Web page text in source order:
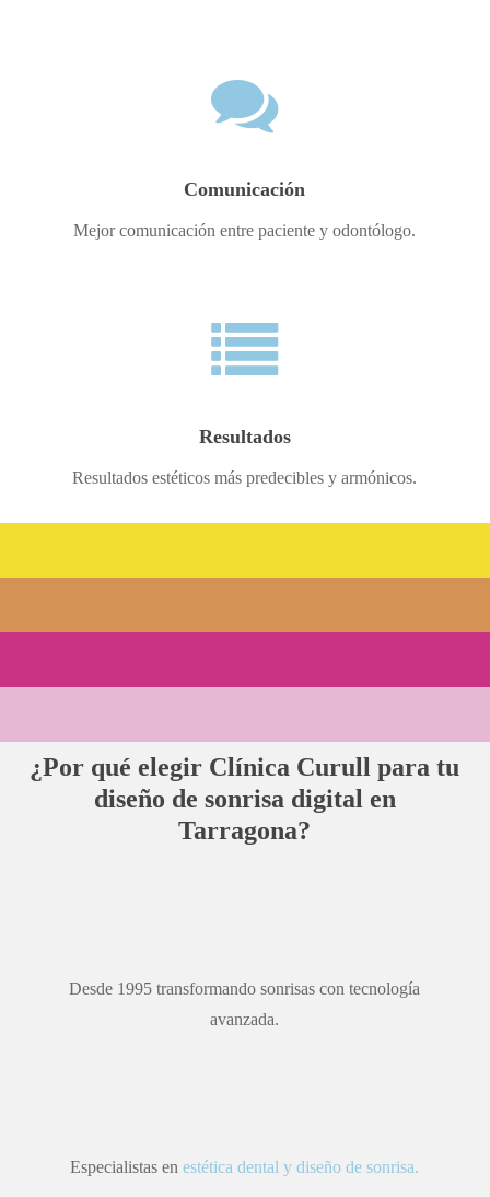
Comunicación
Mejor comunicación entre paciente y odontólogo.
Resultados
Resultados estéticos más predecibles y armónicos.
¿Por qué elegir Clínica Curull para tu
diseño de sonrisa digital en
Tarragona?
Desde 1995 transformando sonrisas con tecnología
avanzada.
Especialistas enestética dental y diseño de sonrisa.